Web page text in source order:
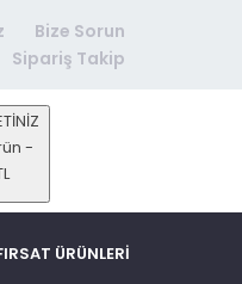
Bize Sorun
Sipariş Takip
-
ÜRÜNLERI